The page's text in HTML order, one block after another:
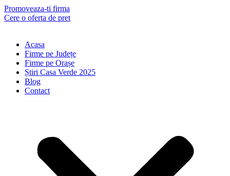
Skip
to
Promoveaza-ti firma
Cere o oferta de pret
Acasa
Firme pe Județe
Firme pe Orașe
Știri Casa Verde 2025
Blog
Contact